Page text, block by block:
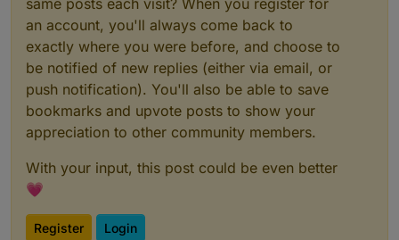
same posts each visit? When you register for
an account, you'll always come back to
exactly where you were before, and choose to
be notified of new replies (either via email, or
push notification). You'll also be able to save
bookmarks and upvote posts to show your
appreciation to other community members.
With your input, this post could be even better
💗
Register Login